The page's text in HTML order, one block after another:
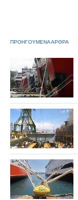
ΠΡΟΗΓΟΥΜΕΝΑ ΑΡΘΡΑ